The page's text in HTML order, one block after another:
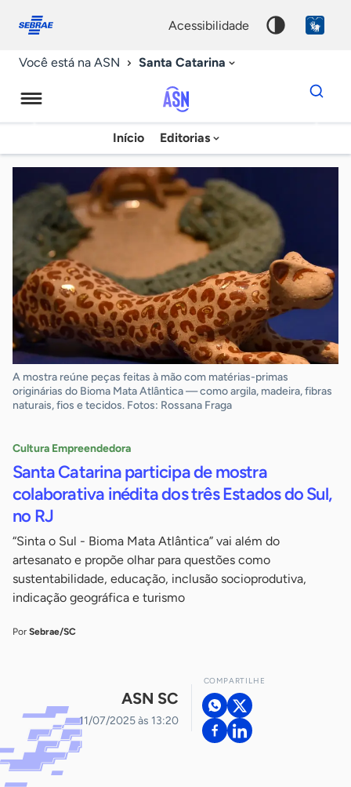
conosco
acessibilidade
Você está na ASN Santa Catarina
Agência
Sebrae
de
Notícias
Início Editorias
Dados
para
chave
A mostra reúne peças feitas à mão com matérias-primas
originárias do Bioma Mata Atlântica — como argila, madeira, fibras
naturais, fios e tecidos. Fotos: Rossana Fraga
Cultura Empreendedora
Santa Catarina participa de mostra
colaborativa inédita dos três Estados do Sul,
no RJ
“Sinta o Sul - Bioma Mata Atlântica” vai além do
artesanato e propõe olhar para questões como
sustentabilidade, educação, inclusão socioprodutiva,
indicação geográfica e turismo
Por Sebrae/SC
ASN SC
11/07/2025 às 13:20
COMPARTILHE